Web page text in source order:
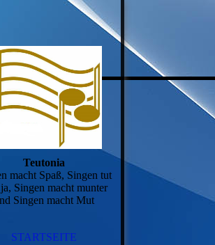
Teutonia
macht Spaß, Singen tut
Singen macht munter
Singen macht Mut
STARTSEITE